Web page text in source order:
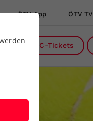
ÖTV App ÖTV TV
DC-Tickets